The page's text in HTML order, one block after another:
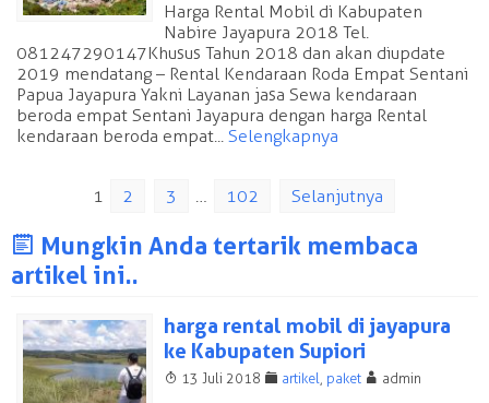
Harga Rental Mobil di Kabupaten
Nabire Jayapura 2018 Tel.
081247290147 Khusus Tahun 2018 dan akan diupdate
2019 mendatang – Rental Kendaraan Roda Empat Sentani
Papua Jayapura Yakni Layanan jasa Sewa kendaraan
beroda empat Sentani Jayapura dengan harga Rental
kendaraan beroda empat... Selengkapnya
1 2 3 … 102 Selanjutnya
J Mungkin Anda tertarik membaca
artikel ini..
harga rental mobil di jayapura
ke Kabupaten Supiori
T 13 Juli 2018 F artikel, paket A admin